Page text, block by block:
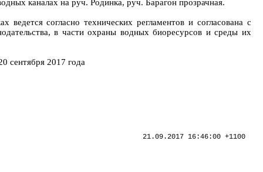
каналах на руч. Родинка, руч. Барагон прозрачная.
согласно технических регламентов и согласована с
в части охраны водных биоресурсов и среды их
сентября 2017 года
21.09.2017 16:46:00 +1100